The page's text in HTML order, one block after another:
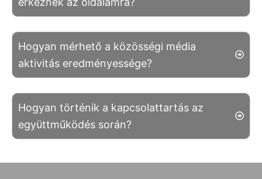
Hogyan mérhető a közösségi média
aktivitás eredményessége?
Hogyan történik a kapcsolattartás az
együttműködés során?